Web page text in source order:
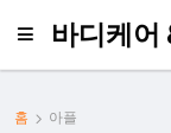
바디케어
홈 아플